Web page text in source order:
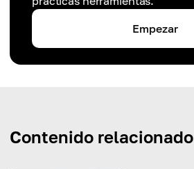
Empezar
Contenido relacionado